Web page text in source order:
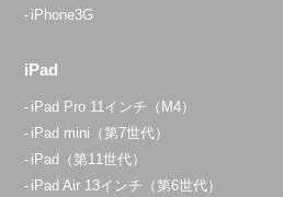
イオンスタイル入間店
070-1297-4638
アクセス
iPhone3G
iPad
iPad Pro 11インチ（M4）
iPad mini（第7世代）
iPad（第11世代）
iPad Air 13インチ（第6世代）